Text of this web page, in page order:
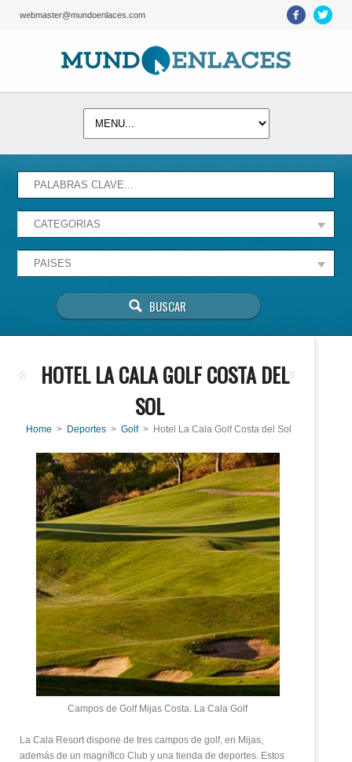
webmaster@mundoenlaces.com
HOTEL LA CALA GOLF COSTA DEL
SOL
Home > Deportes> Golf > Hotel La Cala Golf Costa del Sol
Campos de Golf Mijas Costa. La Cala Golf
La Cala Resort dispone de tres campos de golf, en Mijas,
además de un magnífico Club y una tienda de deportes. Estos